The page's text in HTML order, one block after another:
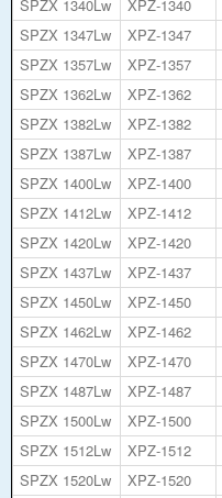
SPZX 1340Lw XPZ-1340
SPZX 1347Lw
XPZ-1347
SPZX 1357Lw
XPZ-1357
SPZX 1362Lw
XPZ-1362
SPZX 1382Lw
XPZ-1382
SPZX 1387Lw
XPZ-1387
SPZX 1400Lw
XPZ-1400
SPZX 1412Lw
XPZ-1412
SPZX 1420Lw
XPZ-1420
SPZX 1437Lw
XPZ-1437
SPZX 1450Lw
XPZ-1450
SPZX 1462Lw
XPZ-1462
SPZX 1470Lw
XPZ-1470
SPZX 1487Lw
XPZ-1487
SPZX 1500Lw
XPZ-1500
SPZX 1512Lw
XPZ-1512
SPZX 1520Lw
XPZ-1520